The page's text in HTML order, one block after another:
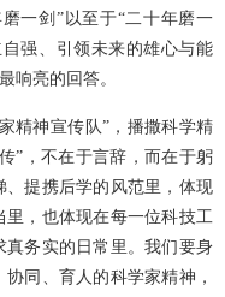
一剑”以至于“二十年磨一
强、引领未来的雄心与能
响亮的回答。
精神宣传队”，播撒科学精
”，不在于言辞，而在于躬
提携后学的风范里，体现
，也体现在每一位科技工
务实的日常里。我们要身
同、育人的科学家精神，